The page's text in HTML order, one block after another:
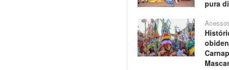
pura